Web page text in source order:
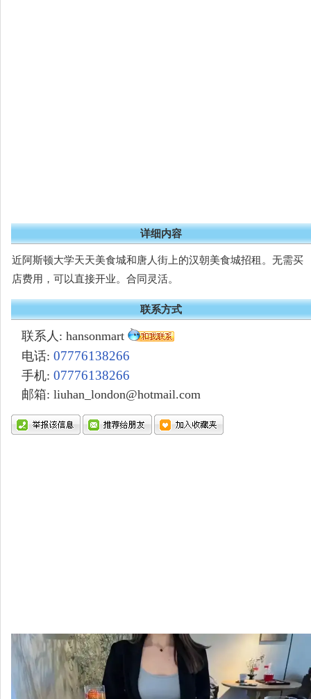
详细内容
近阿斯顿大学天天美食城和唐人街上的汉朝美食城招租。无需买
店费用，可以直接开业。合同灵活。
联系方式
联系人: hansonmart
电话: 07776138266
手机: 07776138266
邮箱: liuhan_london@hotmail.com